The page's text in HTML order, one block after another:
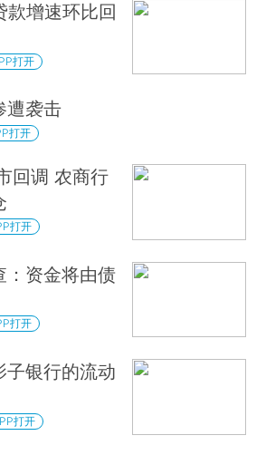
款增速环比回
打开
遭袭击
打开
回调 农商行
打开
：资金将由债
打开
子银行的流动
打开